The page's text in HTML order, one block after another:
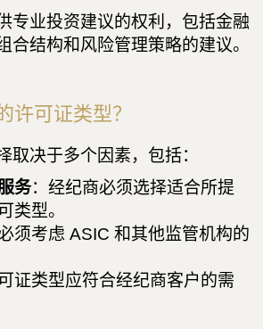
专业投资建议的权利，包括金融
合结构和风险管理策略的建议。
许可证类型？
取决于多个因素，包括：
务：经纪商必须选择适合所提
类型。
须考虑 ASIC 和其他监管机构的
证类型应符合经纪商客户的需